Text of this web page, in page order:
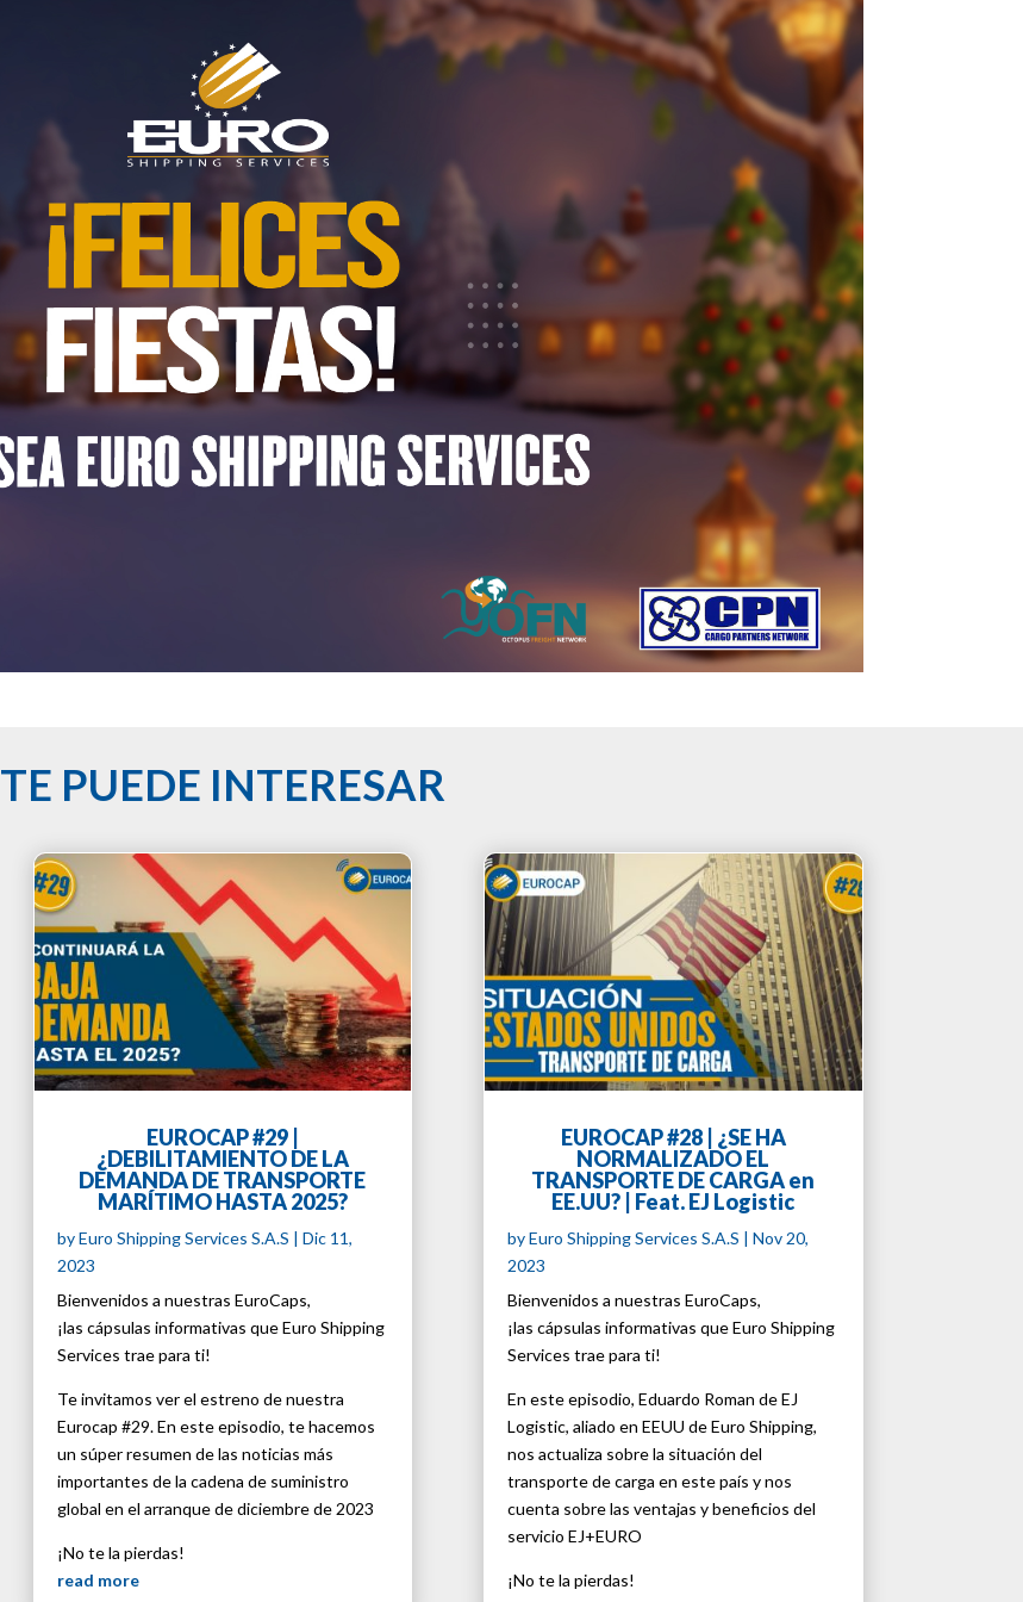
TE PUEDE INTERESAR
EUROCAP #29 |
¿DEBILITAMIENTO DE LA
DEMANDA DE TRANSPORTE
MARÍTIMO HASTA 2025?
byEuro Shipping Services S.A.S | Dic 11,
2023
Bienvenidos a nuestras EuroCaps,
¡las cápsulas informativas que Euro Shipping
Services trae para ti!
Te invitamos ver el estreno de nuestra
Eurocap #29. En este episodio, te hacemos
un súper resumen de las noticias más
importantes de la cadena de suministro
global en el arranque de diciembre de 2023
¡No te la pierdas!
read more
EUROCAP #28 | ¿SE HA
NORMALIZADO EL
TRANSPORTE DE CARGA en
EE.UU? | Feat. EJ Logistic
byEuro Shipping Services S.A.S | Nov 20,
2023
Bienvenidos a nuestras EuroCaps,
¡las cápsulas informativas que Euro Shipping
Services trae para ti!
En este episodio, Eduardo Roman de EJ
Logistic, aliado en EEUU de Euro Shipping,
nos actualiza sobre la situación del
transporte de carga en este país y nos
cuenta sobre las ventajas y beneficios del
servicio EJ+EURO
¡No te la pierdas!